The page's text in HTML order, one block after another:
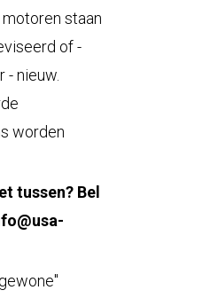
motoren staan
of -
- nieuw.
worden
tussen? Bel